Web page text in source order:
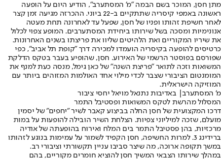
מתן חסן, המוכר בשם הבמה "מ' המסתערב", הודיע היום על הופעה
ראשונה באמפי קיסריה שתתקיים ב-22 ביוני. ההכרזה מגיעה זמן קצר
לאחר חשיפת זהותו ופניו של חסן, שפעל עד לאחרונה תחת מעטה
אנונימיות ומסכה בשל שירותו ביחידת המסתערבים. המופע צפוי לכלול
את שיריו המקוריים ואת הלהיטים שליוו את פריצתו בשנים האחרונות.
כרטיסים להופעה בקיסריה הועמדו למכירה דרך "קופת תל אביב", כפי
שפורסם בפוסטר הרשמי של האירוע. חסן, שהופיע בעבר בטקס הדלקת
המשואות וזכה לתואר "פריצת השנה" של כאן גימל, מנסה כעת למנף את
המומנטום הציבורי שצבר לכדי מילוי אחד האולמות המזוהים ביותר עם
המוזיקה הישראלית.
מ' המסתערב| באדיבות נתנאל מויאל יחסי ציבור
המסלול מהרשת לטקס המשואות ופסטיבל התמר
דרכו המקצועית של חסן החלה בביצוע קאבר לשיר "יחפים" של יסמין
מועלם, שזכה למיליוני צפיות. הצלחת השיר הובילה להופעות על במות
מרכזיות, בהן פסטיבל התמר בים המלח ואירוח בהופעתה של אודיה
ברידינג 3. למרות החשיפה, חסן הקפיד לשמור על עמימות בנוגע לזהותו
במשך תקופה ארוכה, מה שיצר סביבו עניין תקשורתי וציבורי רב.
במהלך שירותו הצבאי המשיך חסן להוציא חומרים מקוריים, בהם